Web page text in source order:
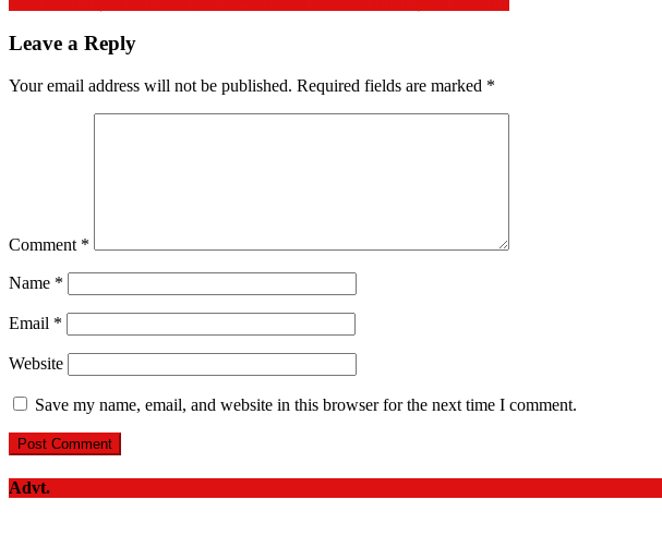
Leave a Reply
Your email address will not be published. Required fields are marked *
Comment *
Name *
Email *
Website
Save my name, email, and website in this browser for the next time I comment.
Advt.